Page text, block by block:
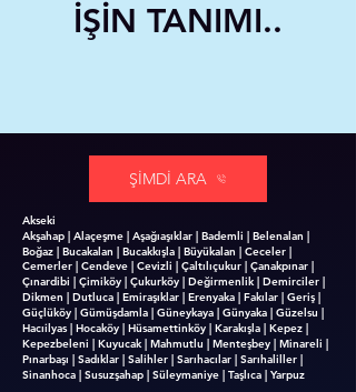
İŞİN TANIMI..
ŞİMDİ ARA
Akseki
Akşahap | Alaçeşme | Aşağıaşıklar | Bademli | Belenalan |
Boğaz | Bucakalan | Bucakkışla | Büyükalan | Ceceler |
Cemerler | Cendeve | Cevizli | Çaltılıçukur | Çanakpınar |
Çınardibi | Çimiköy | Çukurköy | Değirmenlik | Demirciler |
Dikmen | Dutluca | Emiraşıklar | Erenyaka | Fakılar | Geriş |
Güçlüköy | Gümüşdamla | Güneykaya | Günyaka | Güzelsu |
Hacıilyas | Hocaköy | Hüsamettinköy | Karakışla | Kepez |
Kepezbeleni | Kuyucak | Mahmutlu | Menteşbey | Minareli |
Pınarbaşı | Sadıklar | Salihler | Sarıhacılar | Sarıhaliller |
Sinanhoca | Susuzşahap | Süleymaniye | Taşlıca | Yarpuz